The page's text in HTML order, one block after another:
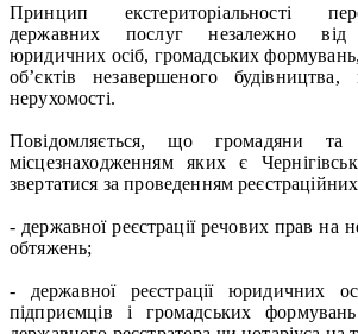
Принцип екстериторіальності
державних послуг незалежно від
юридичних осіб, громадських
об’єктів незавершеного будівництва,
нерухомості.
Повідомляється, що громадяни
місцезнаходженням яких є
звертатися за проведенням
- державної реєстрації речових прав на
обтяжень;
- державної реєстрації юридичних
підприємців і громадських